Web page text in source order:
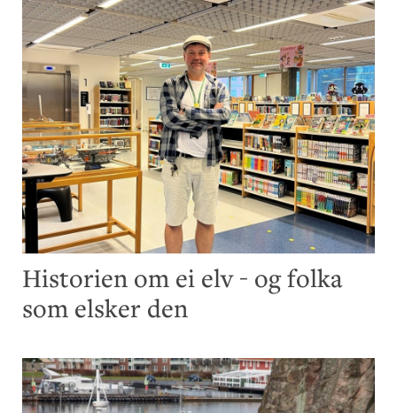
Historien om ei elv - og folka
som elsker den